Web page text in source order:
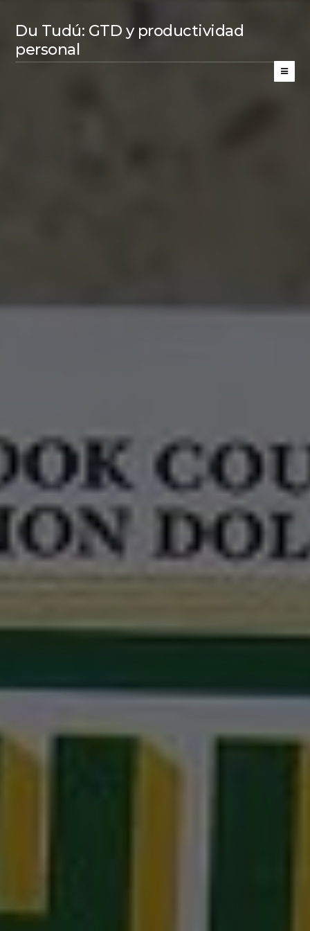
Du Tudú: GTD y productividad
personal